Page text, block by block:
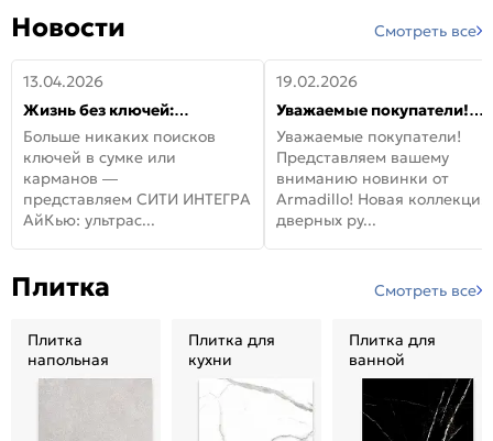
Новости Смотреть все
13.04.2026
Жизнь без ключей:
встречайте новую дверь
СИТИ ИНТЕГРА АйКью!
Больше никаких поисков
ключей в сумке или
карманов —
представляем СИТИ ИНТЕГРА
АйКью: ультрас...
19.02.2026
Уважаемые покупатели!
Представляем вашему
вниманию новинки от
Armadillo!
Уважаемые покупатели!
Представляем вашему
вниманию новинки от
Armadillo! Новая коллекция
дверных ру...
Плитка Смотреть все
Плитка
напольная
Плитка для
кухни
Плитка для
ванной